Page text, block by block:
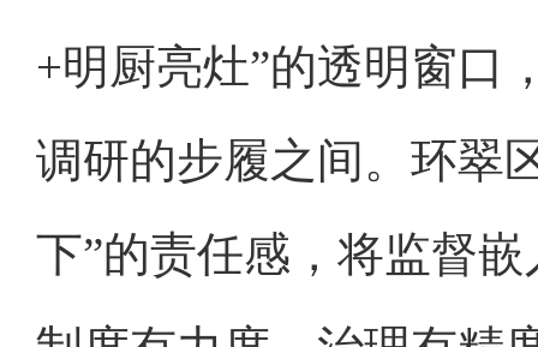
+明厨亮灶”的透明窗口
调研的步履之间。环翠
下”的责任感，将监督